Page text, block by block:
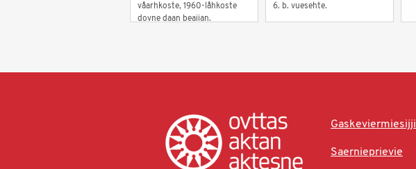
våarhkoste, 1960-låhkoste
dovne daan beajjan.
6. b. vuesehte.
Saernieprievie